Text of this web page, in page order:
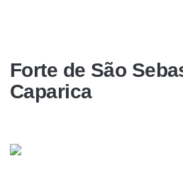
Forte de São
Caparica